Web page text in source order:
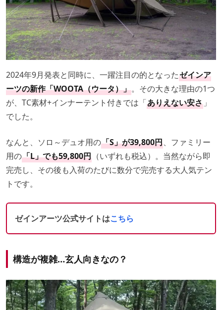
2024年9月発表と同時に、一躍注目の的となったゼインア
ーツの新作「WOOTA（ウータ）」。その大きな理由の1つ
が、TC素材+インナーテント付きでは「ありえない安さ 」
でした。
なんと、ソロ～デュオ用の「S」が39,800円、ファミリー
用の「L」でも59,800円 （いずれも税込）。当然ながら即
完売し、その後も入荷のたびに数分で完売する大人気テン
トです。
ゼインアーツ公式サイトはこちら
構造が複雑…玄人向きなの？